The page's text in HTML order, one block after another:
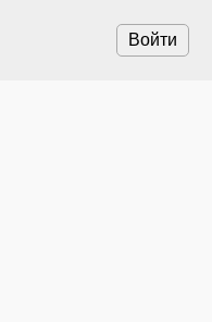
Войти